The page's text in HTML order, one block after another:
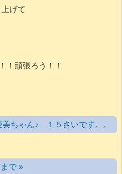
げて
！頑張ろう！！
ちゃん♪ １５さいです。。
で »